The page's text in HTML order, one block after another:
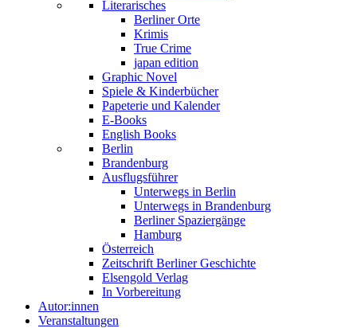
Literarisches
Berliner Orte
Krimis
True Crime
japan edition
Graphic Novel
Spiele & Kinderbücher
Papeterie und Kalender
E-Books
English Books
Berlin
Brandenburg
Ausflugsführer
Unterwegs in Berlin
Unterwegs in Brandenburg
Berliner Spaziergänge
Hamburg
Österreich
Zeitschrift Berliner Geschichte
Elsengold Verlag
In Vorbereitung
Autor:innen
Veranstaltungen